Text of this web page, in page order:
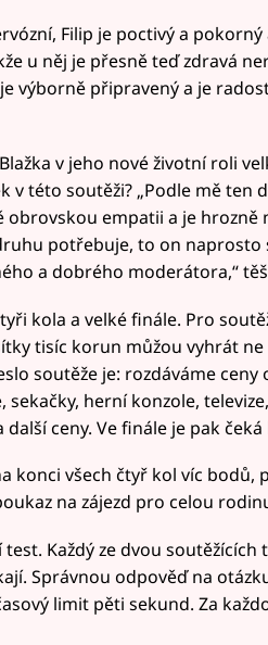
Filip je poctivý a
u něj je přesně teď zdravá
výborně připravený a je
v jeho nové životní roli
v této soutěži? „Podle mě ten
obrovskou empatii a je hrozně
potřebuje, to on naprosto
a dobrého moderátora,“
kola a velké finále. Pro
tisíc korun můžou vyhrát
soutěže je: rozdáváme
sekačky, herní konzole,
ceny. Ve finále je pak čeká
konci všech čtyř kol víc bodů,
na zájezd pro celou
Každý ze dvou soutěžících
Správnou odpověď na
limit pěti sekund. Za